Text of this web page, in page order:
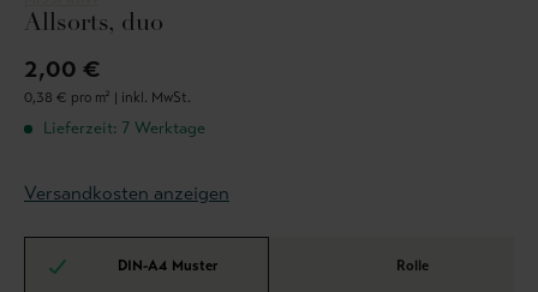
Allsorts, duo
2,00 €
0,38 € pro m² | inkl. MwSt.
Lieferzeit: 7 Werktage
Versandkosten anzeigen
DIN-A4 Muster Rolle